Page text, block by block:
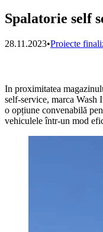
Spalatorie self
28.11.2023•Proiecte
In proximitatea
self-service, marca Wash
o opțiune convenabilă
vehiculele într-un mod